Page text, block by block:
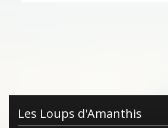
Les Loups d'Amanthis